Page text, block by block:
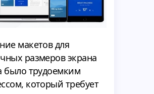
макетов для
размеров экрана
было трудоемким
который требует